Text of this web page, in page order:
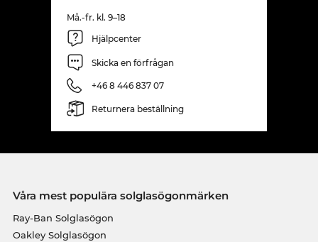
Må.-fr. kl. 9–18
Hjälpcenter
Skicka en förfrågan
+46 8 446 837 07
Returnera beställning
Våra mest populära solglasögonmärken
Ray-Ban Solglasögon
Oakley Solglasögon